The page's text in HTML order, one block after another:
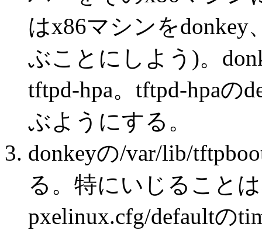
はx86マシンをdonkey
ぶことにしよう)。
tftpd-hpa。tftpd-hpaの
ぶようにする。
donkeyの/var/lib/
る。特にいじること
pxelinux.cfg/defaultの